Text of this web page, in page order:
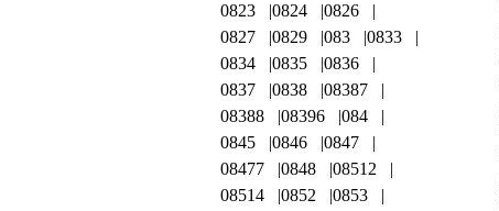
0823
0824
0826
0827
0829 083
0833
0834
0835
0836
0837
0838
08387
08388
08396
084
0845
0846
0847
08477
0848
08512
08514
0852
0853